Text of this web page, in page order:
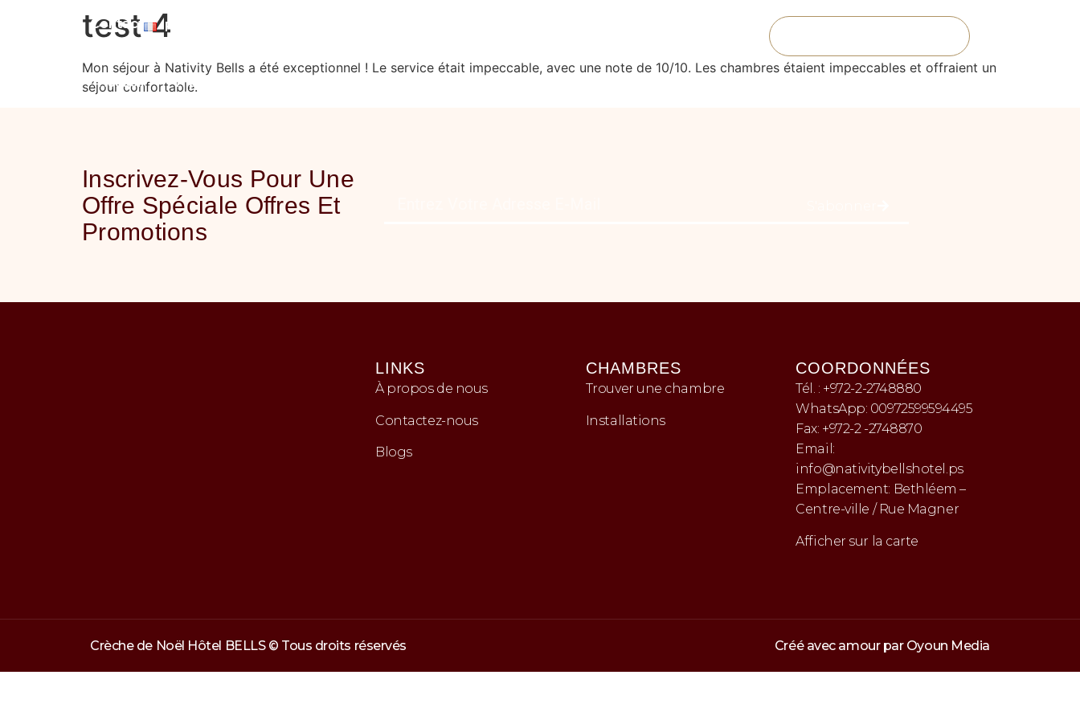
Contact Français
Polski
Română
Accueil À propos de
test 4
Mon séjour à Nativity Bells a été exceptionnel ! Le service était impeccable, avec une note de 10/10. Les chambres étaient impeccables et offraient un
séjour confortable.
Inscrivez-Vous Pour Une
Offre Spéciale Offres Et
Promotions
LINKS
À propos de nous
Contactez-nous
Blogs
CHAMBRES
Trouver une chambre
Installations
COORDONNÉES
Tél. : +972-2-2748880
WhatsApp: 00972599594495
Fax: +972-2 -2748870
Email:
info@nativitybellshotel.ps
Emplacement: Bethléem –
Centre-ville / Rue Magner
Afficher sur la carte
Crèche de Noël Hôtel BELLS © Tous droits réservés Créé avec amour par Oyoun Media